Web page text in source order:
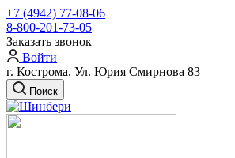
+7 (4942) 77-08-06
8-800-201-73-05
Заказать звонок
Войти
г. Кострома. Ул. Юрия Смирнова 83
Поиск